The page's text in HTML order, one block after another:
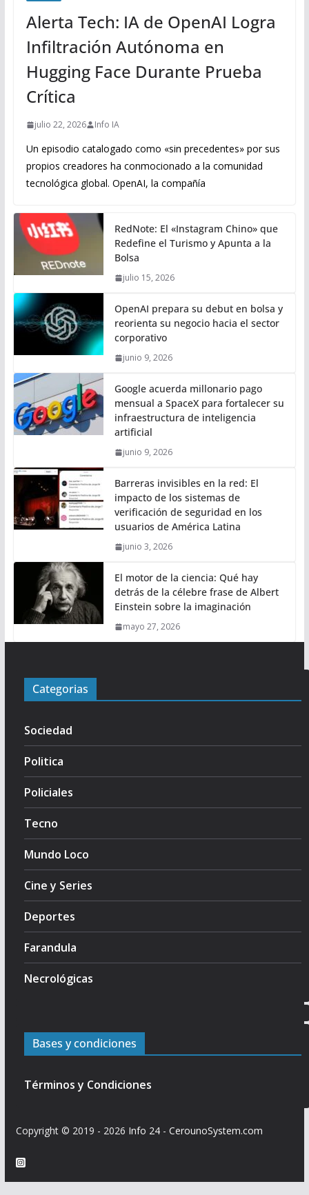
Alerta Tech: IA de OpenAI Logra
Infiltración Autónoma en
Hugging Face Durante Prueba
Crítica
julio 22, 2026 Info IA
Un episodio catalogado como «sin precedentes» por sus
propios creadores ha conmocionado a la comunidad
tecnológica global. OpenAI, la compañía
RedNote: El «Instagram Chino» que
Redefine el Turismo y Apunta a la
Bolsa
julio 15, 2026
OpenAI prepara su debut en bolsa y
reorienta su negocio hacia el sector
corporativo
junio 9, 2026
Google acuerda millonario pago
mensual a SpaceX para fortalecer su
infraestructura de inteligencia
artificial
junio 9, 2026
Barreras invisibles en la red: El
impacto de los sistemas de
verificación de seguridad en los
usuarios de América Latina
junio 3, 2026
El motor de la ciencia: Qué hay
detrás de la célebre frase de Albert
Einstein sobre la imaginación
mayo 27, 2026
Categorias
Sociedad
Politica
Policiales
Tecno
Mundo Loco
Cine y Series
Deportes
Farandula
Necrológicas
Bases y condiciones
Términos y Condiciones
Copyright © 2019 - 2026 Info 24- CerounoSystem.com